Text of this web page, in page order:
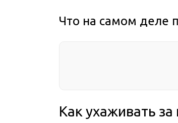
Что на самом деле
Как ухаживать